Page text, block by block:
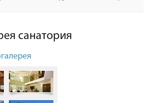
санатория